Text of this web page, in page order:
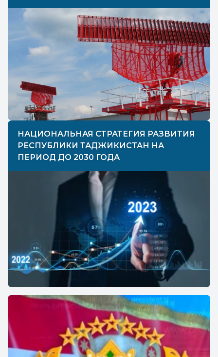
НАЦИОНАЛЬНАЯ СТРАТЕГИЯ РАЗВИТИЯ
РЕСПУБЛИКИ ТАДЖИКИСТАН НА
ПЕРИОД ДО 2030 ГОДА